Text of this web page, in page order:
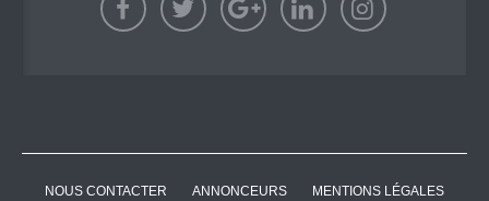
NOUS CONTACTER ANNONCEURS
MENTIONS LÉGALES